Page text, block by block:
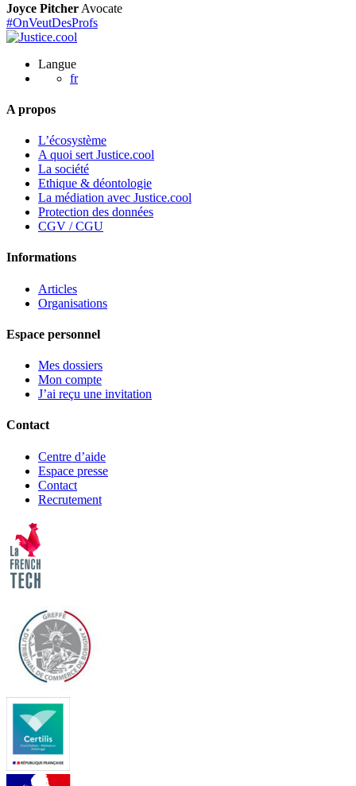
Joyce Pitcher Avocate
#OnVeutDesProfs
Langue
fr
A propos
L’écosystème
A quoi sert Justice.cool
La société
Ethique & déontologie
La médiation avec Justice.cool
Protection des données
CGV / CGU
Informations
Articles
Organisations
Espace personnel
Mes dossiers
Mon compte
J’ai reçu une invitation
Contact
Centre d’aide
Espace presse
Contact
Recrutement